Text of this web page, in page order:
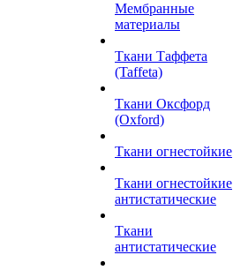
Мембранные
материалы
Ткани Таффета
(Taffeta)
Ткани Оксфорд
(Oxford)
Ткани огнестойкие
Ткани огнестойкие
антистатические
Ткани
антистатические